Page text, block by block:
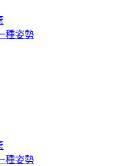
種姿勢
種姿勢